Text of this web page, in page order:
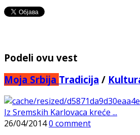
Podeli ovu vest
Moja Srbija Tradicija /
Iz Sremskih Karlovaca kreće ...
26/04/20140 comment